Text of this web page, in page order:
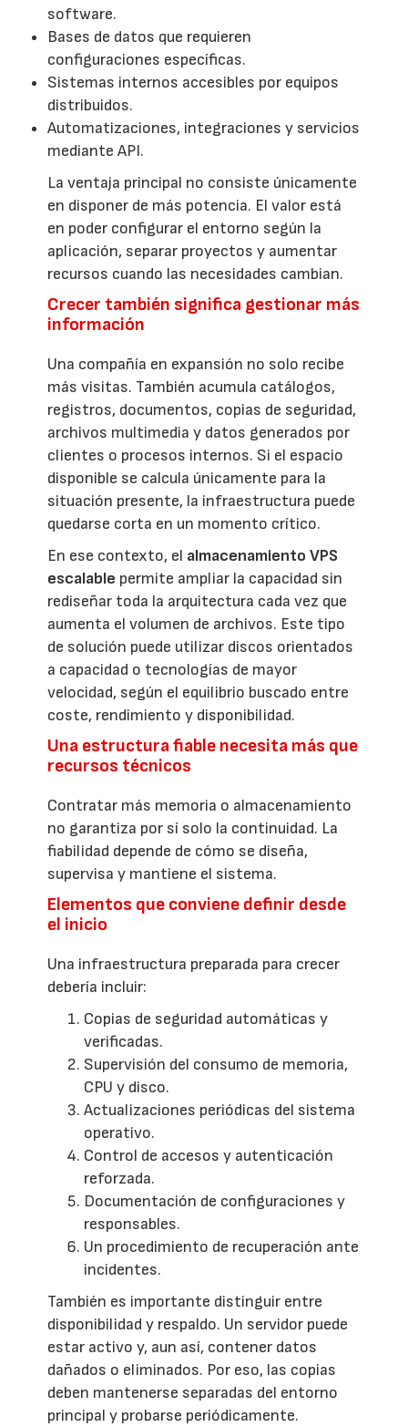
software.
Bases de datos que requieren
configuraciones específicas.
Sistemas internos accesibles por equipos
distribuidos.
Automatizaciones, integraciones y servicios
mediante API.
La ventaja principal no consiste únicamente
en disponer de más potencia. El valor está
en poder configurar el entorno según la
aplicación, separar proyectos y aumentar
recursos cuando las necesidades cambian.
Crecer también significa gestionar más
información
Una compañía en expansión no solo recibe
más visitas. También acumula catálogos,
registros, documentos, copias de seguridad,
archivos multimedia y datos generados por
clientes o procesos internos. Si el espacio
disponible se calcula únicamente para la
situación presente, la infraestructura puede
quedarse corta en un momento crítico.
En ese contexto, el almacenamiento VPS
escalable permite ampliar la capacidad sin
rediseñar toda la arquitectura cada vez que
aumenta el volumen de archivos. Este tipo
de solución puede utilizar discos orientados
a capacidad o tecnologías de mayor
velocidad, según el equilibrio buscado entre
coste, rendimiento y disponibilidad.
Una estructura fiable necesita más que
recursos técnicos
Contratar más memoria o almacenamiento
no garantiza por sí solo la continuidad. La
fiabilidad depende de cómo se diseña,
supervisa y mantiene el sistema.
Elementos que conviene definir desde
el inicio
Una infraestructura preparada para crecer
debería incluir:
Copias de seguridad automáticas y
verificadas.
Supervisión del consumo de memoria,
CPU y disco.
Actualizaciones periódicas del sistema
operativo.
Control de accesos y autenticación
reforzada.
Documentación de configuraciones y
responsables.
Un procedimiento de recuperación ante
incidentes.
También es importante distinguir entre
disponibilidad y respaldo. Un servidor puede
estar activo y, aun así, contener datos
dañados o eliminados. Por eso, las copias
deben mantenerse separadas del entorno
principal y probarse periódicamente.